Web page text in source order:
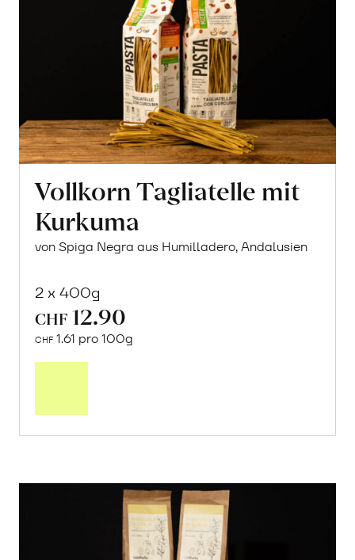
Vollkorn Tagliatelle mit
Kurkuma
von Spiga Negra aus Humilladero, Andalusien
2 x 400g
CHF 12.90
CHF 1.61 pro 100g